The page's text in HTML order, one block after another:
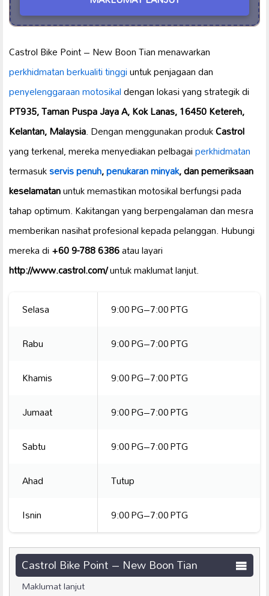
Castrol Bike Point – New Boon Tian menawarkan
perkhidmatan berkualiti tinggiuntuk penjagaan dan
penyelenggaraan motosikaldengan lokasi yang strategik di
PT935, Taman Puspa Jaya A, Kok Lanas, 16450 Ketereh,
Kelantan, Malaysia. Dengan menggunakan produkCastrol
yang terkenal, mereka menyediakan pelbagaiperkhidmatan
termasukservis penuh,penukaran minyak, dan pemeriksaan
keselamatanuntuk memastikan motosikal berfungsi pada
tahap optimum. Kakitangan yang berpengalaman dan mesra
memberikan nasihat profesional kepada pelanggan. Hubungi
mereka di+60 9-788 6386atau layari
http://www.castrol.com/untuk maklumat lanjut.
Selasa
9:00 PG–7:00 PTG
Rabu
9:00 PG–7:00 PTG
Khamis
9:00 PG–7:00 PTG
Jumaat
9:00 PG–7:00 PTG
Sabtu
9:00 PG–7:00 PTG
Ahad
Tutup
Isnin
9:00 PG–7:00 PTG
Castrol Bike Point – New Boon Tian
Maklumat lanjut